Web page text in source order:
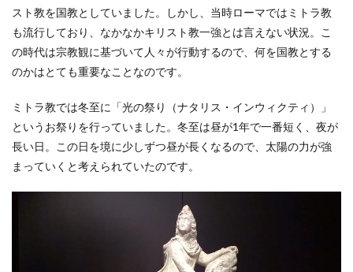
スト教を国教としていました。しかし、当時ローマではミトラ教
も流行しており、なかなかキリスト教一強とは言えない状況。こ
の時代は宗教観に基づいて人々が行動するので、何を国教とする
のかはとても重要なことなのです。
ミトラ教では冬至に「光の祭り（ナタリス・インウィクティ）」
というお祭りを行っていました。冬至は昼が1年で一番短く、夜が
長い日。この日を境に少しずつ昼が長くなるので、太陽の力が強
まっていくと考えられていたのです。